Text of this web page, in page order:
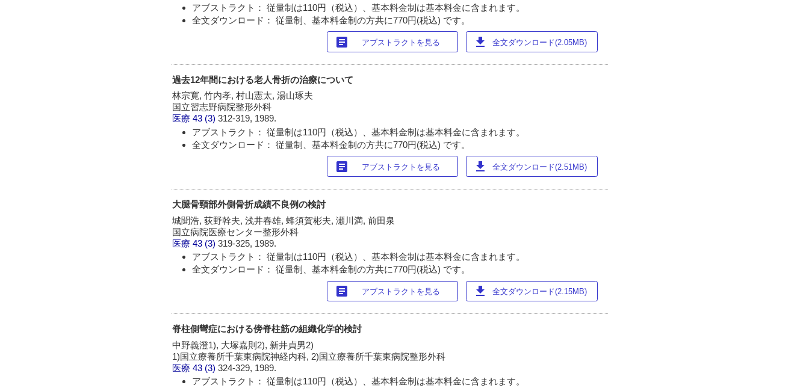
アブストラクト： 従量制は110円（税込）、基本料金制は基本料金に含まれます。
全文ダウンロード： 従量制、基本料金制の方共に770円(税込) です。
article アブストラクトを見る download 全文ダウンロード(2.05MB)
過去12年間における老人骨折の治療について
林宗寛, 竹内孝, 村山憲太, 湯山琢夫
国立習志野病院整形外科
医療 43 (3)312-319, 1989.
アブストラクト： 従量制は110円（税込）、基本料金制は基本料金に含まれます。
全文ダウンロード： 従量制、基本料金制の方共に770円(税込) です。
article アブストラクトを見る download 全文ダウンロード(2.51MB)
大腿骨頸部外側骨折成績不良例の検討
城聞浩, 荻野幹夫, 浅井春雄, 蜂須賀彬夫, 瀬川満, 前田泉
国立病院医療センター整形外科
医療 43 (3)319-325, 1989.
アブストラクト： 従量制は110円（税込）、基本料金制は基本料金に含まれます。
全文ダウンロード： 従量制、基本料金制の方共に770円(税込) です。
article アブストラクトを見る download 全文ダウンロード(2.15MB)
脊柱側彎症における傍脊柱筋の組織化学的検討
中野義澄1), 大塚嘉則2), 新井貞男2)
1)国立療養所千葉東病院神経内科, 2)国立療養所千葉東病院整形外科
医療 43 (3)324-329, 1989.
アブストラクト： 従量制は110円（税込）、基本料金制は基本料金に含まれます。